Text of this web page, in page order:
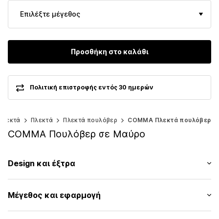
Επιλέξτε μέγεθος
Προσθήκη στο καλάθι
Πολιτική επιστροφής εντός 30 ημερών
Πλεκτά Πλεκτά πουλόβερ COMMA Πλεκτά πουλόβερ
COMMA Πουλόβερ σε Μαύρο
Design και έξτρα
Πλεκτά
Στρόγγυλη λαιμόκοψη
Μέγεθος και εφαρμογή